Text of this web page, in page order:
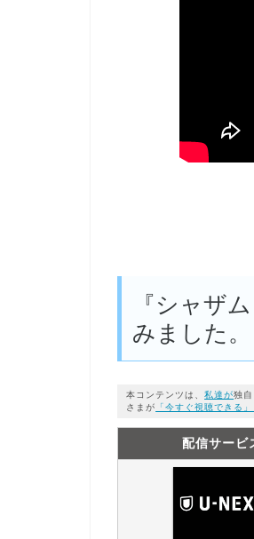
『シャザ
みました。
本コンテンツは、私達が独
さまが 「今すぐ視聴できる
配信サービ